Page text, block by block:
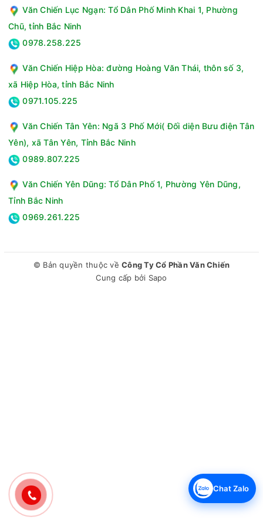
Văn Chiến Lục Ngạn: Tổ Dân Phố Minh Khai 1, Phường
Chũ, tỉnh Bắc Ninh
0978.258.225
Văn Chiến Hiệp Hòa: đường Hoàng Văn Thái, thôn số 3,
xã Hiệp Hòa, tỉnh Bắc Ninh
0971.105.225
Văn Chiến Tân Yên: Ngã 3 Phố Mới( Đối diện Bưu điện Tân
Yên), xã Tân Yên, Tỉnh Bắc Ninh
0989.807.225
Văn Chiến Yên Dũng: Tổ Dân Phố 1, Phường Yên Dũng,
Tỉnh Bắc Ninh
0969.261.225
© Bản quyền thuộc về Công Ty Cổ Phần Văn Chiến
Cung cấp bởi Sapo
Chat Zalo